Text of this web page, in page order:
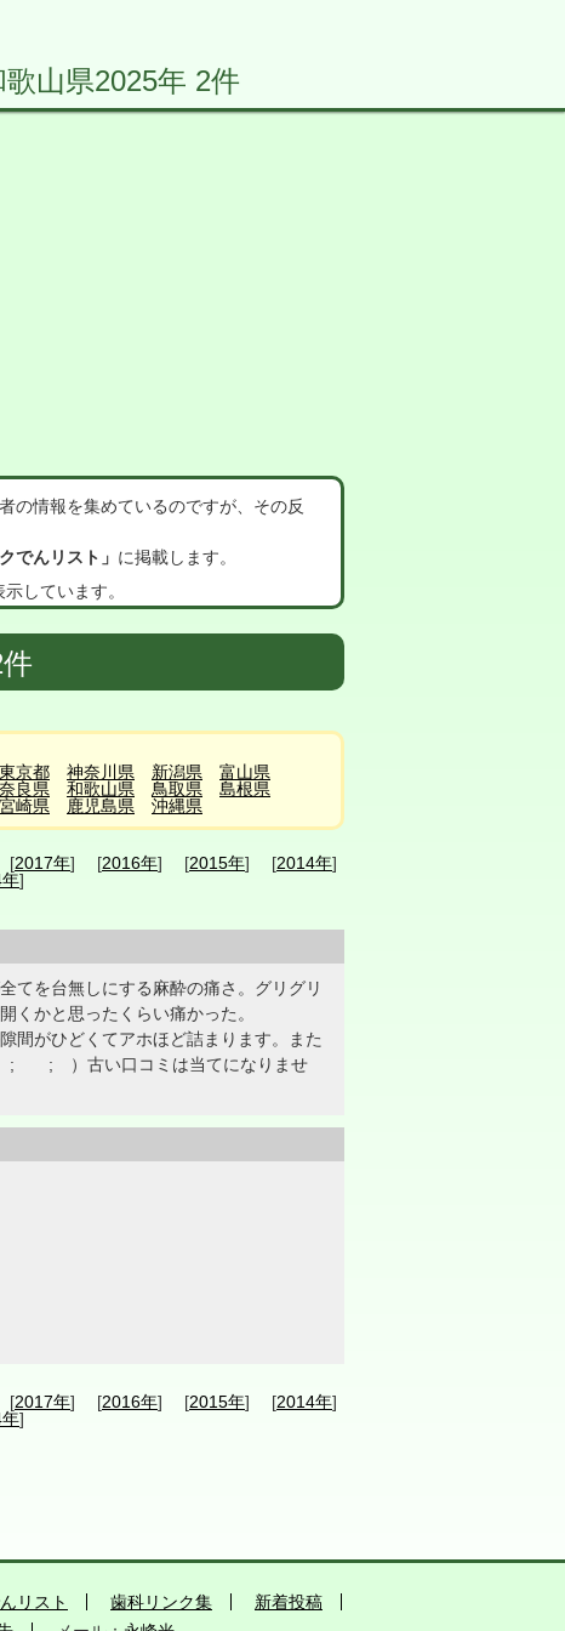
山県2025年 2件
の情報を集めているのですが、その反
でんリスト」 に掲載します。
しています。
東京都 神奈川県 新潟県
富山県
奈良県 和歌山県 鳥取県
島根県
宮崎県 鹿児島県 沖縄県
[2017年] [2016年] [2015年] [2014年]
]
てを台無しにする麻酔の痛さ。グリグリ
くかと思ったくらい痛かった。
間がひどくてアホほど詰まります。また
（ ; ; ）古い口コミは当てになりませ
[2017年] [2016年] [2015年] [2014年]
]
リスト 歯科リンク集
新着投稿